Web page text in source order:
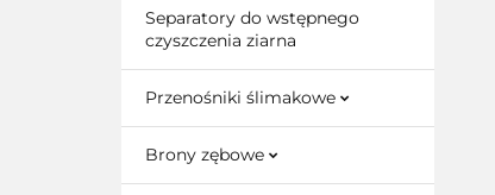
Separatory do wstępnego
czyszczenia ziarna
Przenośniki ślimakowe
Brony zębowe